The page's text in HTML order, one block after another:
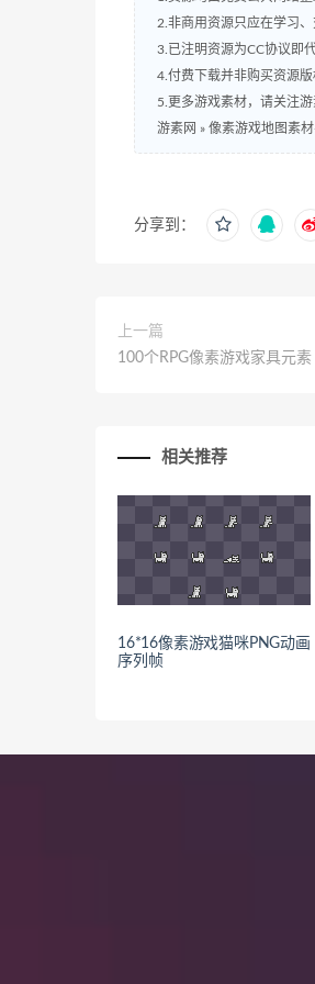
2.非商用资源只应在学习
3.已注明资源为CC协议即
4.付费下载并非购买资源
5.更多游戏素材，请关注
游素网 » 像素游戏地图素
分享到：
上一篇
100个RPG像素游戏家具元素
相关推荐
16*16像素游戏猫咪PNG动画
序列帧